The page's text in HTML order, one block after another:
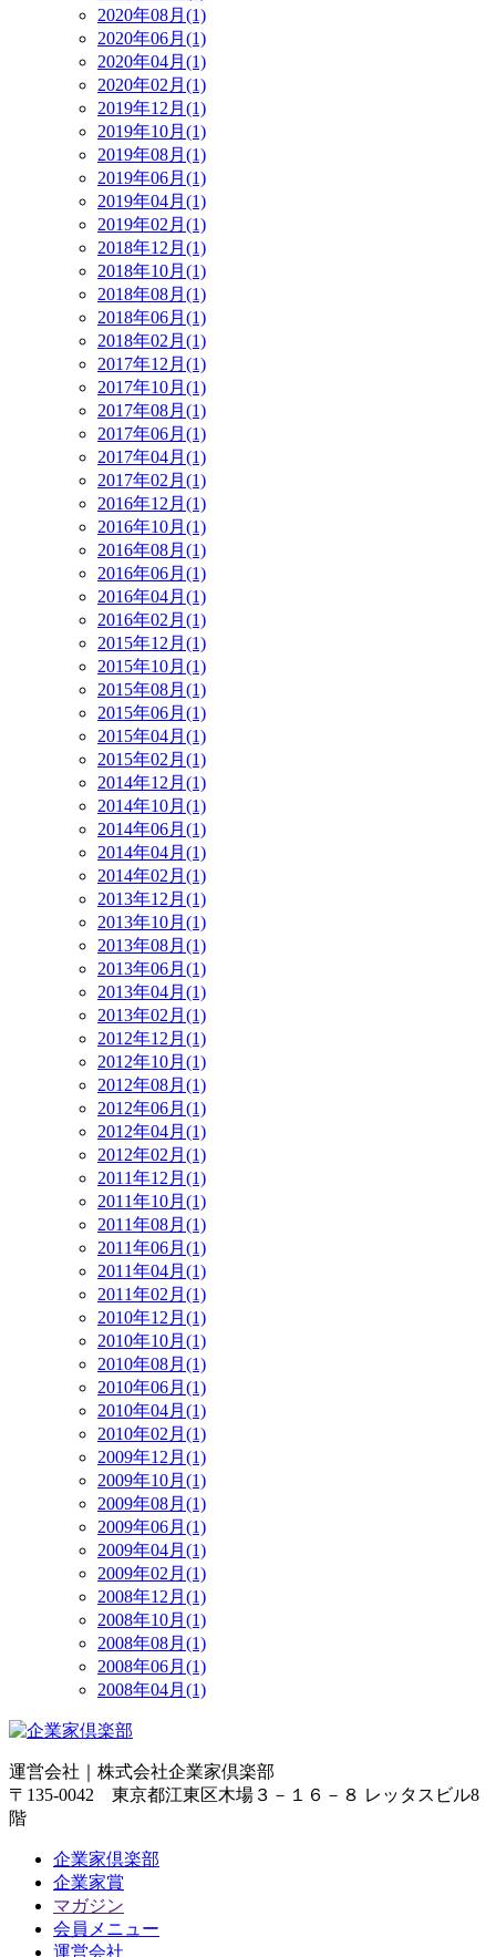
2020年08月(1)
2020年06月(1)
2020年04月(1)
2020年02月(1)
2019年12月(1)
2019年10月(1)
2019年08月(1)
2019年06月(1)
2019年04月(1)
2019年02月(1)
2018年12月(1)
2018年10月(1)
2018年08月(1)
2018年06月(1)
2018年02月(1)
2017年12月(1)
2017年10月(1)
2017年08月(1)
2017年06月(1)
2017年04月(1)
2017年02月(1)
2016年12月(1)
2016年10月(1)
2016年08月(1)
2016年06月(1)
2016年04月(1)
2016年02月(1)
2015年12月(1)
2015年10月(1)
2015年08月(1)
2015年06月(1)
2015年04月(1)
2015年02月(1)
2014年12月(1)
2014年10月(1)
2014年06月(1)
2014年04月(1)
2014年02月(1)
2013年12月(1)
2013年10月(1)
2013年08月(1)
2013年06月(1)
2013年04月(1)
2013年02月(1)
2012年12月(1)
2012年10月(1)
2012年08月(1)
2012年06月(1)
2012年04月(1)
2012年02月(1)
2011年12月(1)
2011年10月(1)
2011年08月(1)
2011年06月(1)
2011年04月(1)
2011年02月(1)
2010年12月(1)
2010年10月(1)
2010年08月(1)
2010年06月(1)
2010年04月(1)
2010年02月(1)
2009年12月(1)
2009年10月(1)
2009年08月(1)
2009年06月(1)
2009年04月(1)
2009年02月(1)
2008年12月(1)
2008年10月(1)
2008年08月(1)
2008年06月(1)
2008年04月(1)
運営会社｜ 株式会社企業家倶楽部
〒135-0042 東京都江東区木場３－１６－８ レッタスビル8
階
企業家倶楽部
企業家賞
マガジン
会員メニュー
運営会社